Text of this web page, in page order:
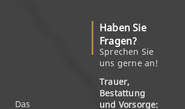
Das
Haben Sie
Fragen?
Sprechen Sie
uns gerne an!
Trauer,
Bestattung
und Vorsorge: